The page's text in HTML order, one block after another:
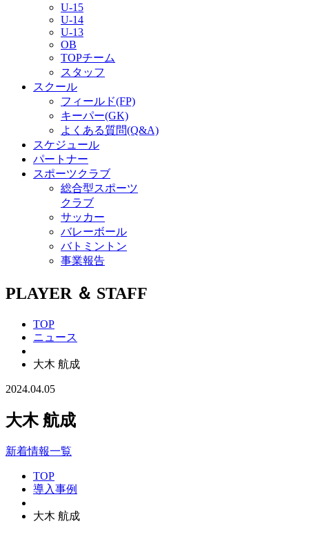
U-15
U-14
U-13
OB
TOPチーム
スタッフ
スクール
フィールド(FP)
キーパー(GK)
よくある質問(Q&A)
スケジュール
パートナー
スポーツクラブ
総合型スポーツ
クラブ
サッカー
バレーボール
バトミントン
事業報告
PLAYER ＆ STAFF
TOP
ニュース
大木 航成
2024.04.05
大木 航成
新着情報一覧
TOP
導入事例
大木 航成